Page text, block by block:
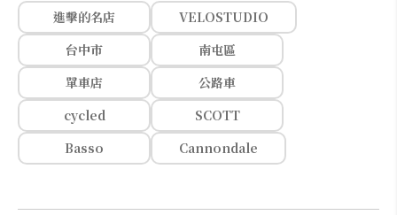
進擊的名店
VELOSTUDIO
台中市
南屯區
單車店
公路車
cycled
SCOTT
Basso
Cannondale